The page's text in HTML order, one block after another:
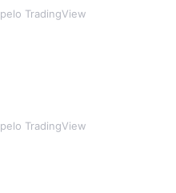
pelo TradingView
pelo TradingView